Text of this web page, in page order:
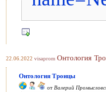
22.06.2022 visaprom Онтология
Онтология Троицы
от Валерий